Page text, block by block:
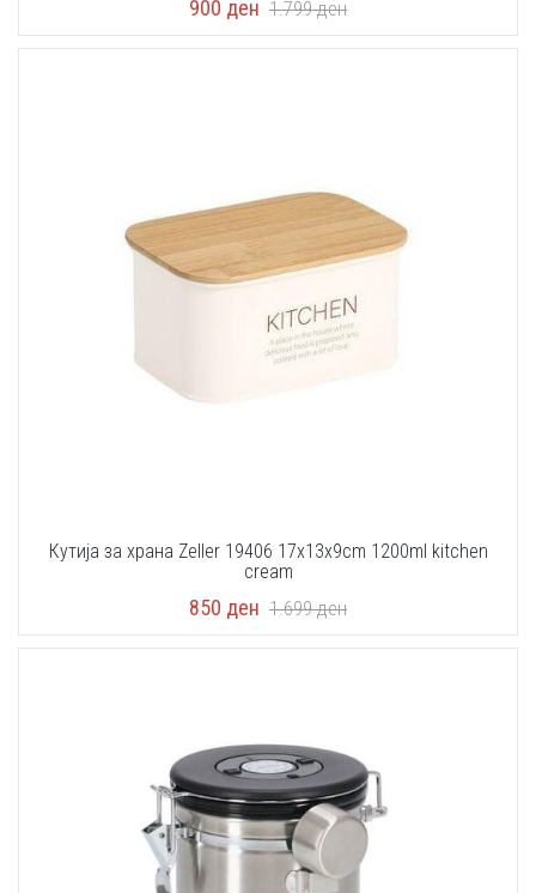
900 ден 1.799ден
Кутија за храна Zeller 19406 17x13x9cm 1200ml kitchen
cream
850 ден 1.699ден